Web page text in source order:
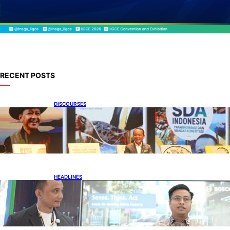
RECENT POSTS
DISCOURSES
Bahlil Luncurkan 10 Buku Rekam Jejak
Kepemimpinan dan Kebijakan
HEADLINES
Teknologi Keselamatan, Penentu Baru
Persaingan Industri Otomotif